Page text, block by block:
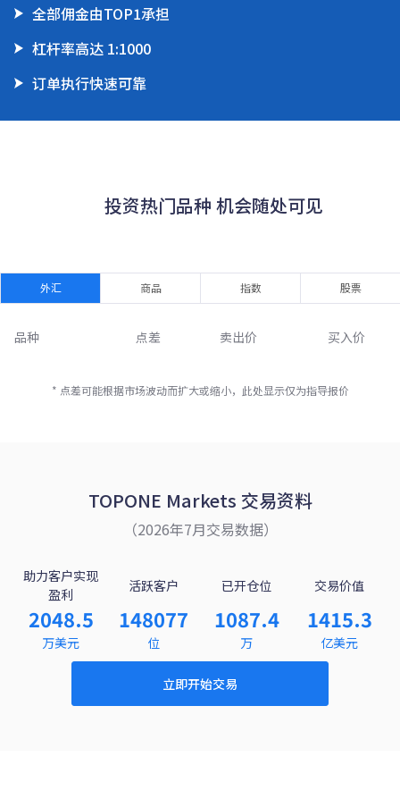
全部佣金由TOP1承担
杠杆率高达 1:1000
订单执行快速可靠
外汇 商品 指数 股票
品种 点差 卖出价 买入价
* 点差可能根据市场波动而扩大或缩小，此处显示仅为指导报价
TOPONE Markets 交易资料
（2026年7月交易数据）
助力客户实现
盈利
活跃客户 已开仓位 交易价值
2048.5 148077 1087.4 1415.3
万美元 位 万 亿美元
立即开始交易